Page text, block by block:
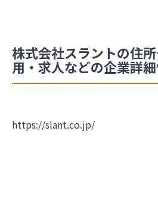
株式会社スラントの住
用・求人などの企業詳
https://slant.co.jp/